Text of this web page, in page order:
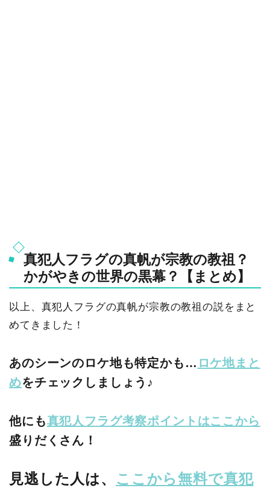
真犯人フラグの真帆が宗教の教祖？
かがやきの世界の黒幕？【まとめ】
以上、真犯人フラグの真帆が宗教の教祖の説をまと
めてきました！
あのシーンのロケ地も特定かも… ロケ地まと
めをチェックしましょう♪
他にも真犯人フラグ考察ポイントはここから
盛りだくさん！
見逃した人は、
ここから無料で真犯